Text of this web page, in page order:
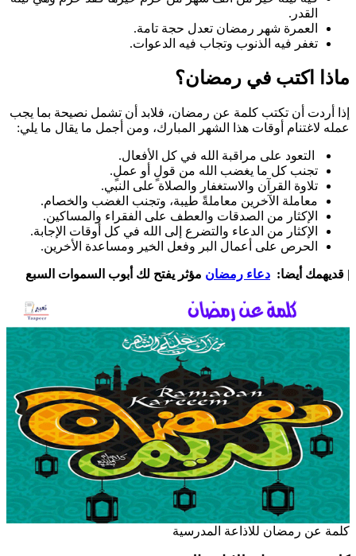
القدر.
العمرة شهر رمضان تعدل حجة تامة.
تغفر فيه الذنوب وتجاب فيه الدعوات.
ماذا اكتب في رمضان؟
إذا أردت أن تكتب كلمة عن رمضان، فلابد أن تشمل نصيحة بما يجب
عمله لاغتنام أوقات هذا الشهر المبارك، ومن أجمل ما يقال ما يلي:
التعود على مراقبة الله في كل الأفعال.
تجنب كل ما يغضب الله من قولٍ أو عملٍ.
تلاوة القرآن والاستغفار والصلاة على النبي.
معاملة الآخرين معاملةً طيبة، وتجنب الغضب والخصام.
الإكثار من الصدقات والعطف على الفقراء والمساكين.
الإكثار من الدعاء والتضرع إلى الله في كل أوقات الإجابة.
الحرص على أعمال البر وفعل الخير ومساعدة الأخرين.
| قديهمك أيضا: دعاء رمضان مؤثر يفتح لك أبوب السموات السبع
كلمة عن رمضان للاذاعة المدرسية